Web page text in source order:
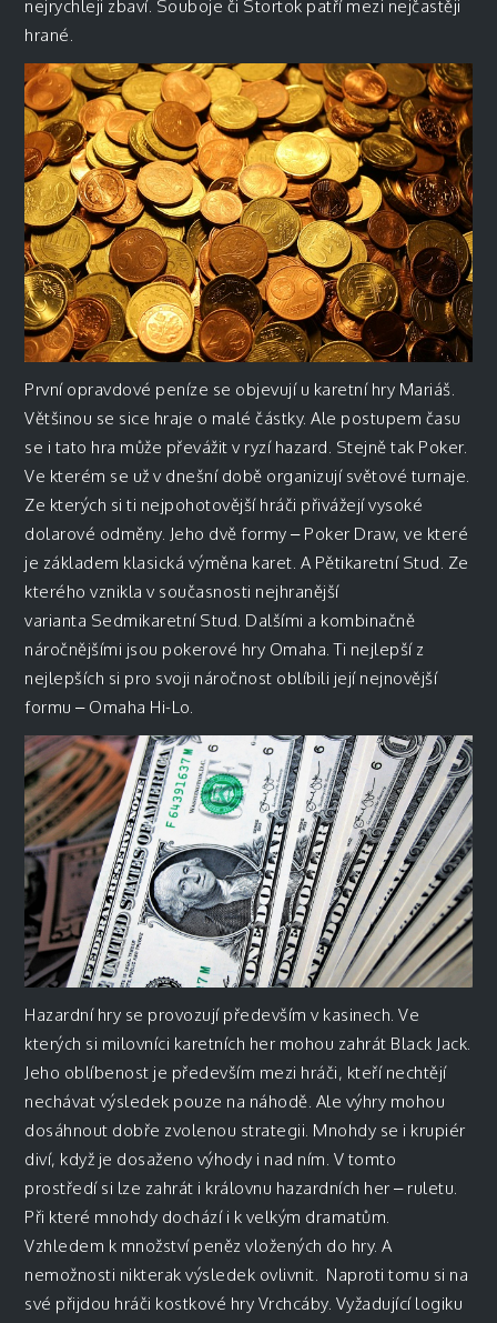
nejrychleji zbaví. Souboje či Stortok patří mezi nejčastěji
hrané.
První opravdové peníze se objevují u karetní hry Mariáš.
Většinou se sice hraje o malé částky. Ale postupem času
se i tato hra může převážit v ryzí hazard. Stejně tak Poker.
Ve kterém se už v dnešní době organizují světové turnaje.
Ze kterých si ti nejpohotovější hráči přivážejí vysoké
dolarové odměny. Jeho dvě formy – Poker Draw, ve které
je základem klasická výměna karet. A Pětikaretní Stud. Ze
kterého vznikla v současnosti nejhranější
varianta Sedmikaretní Stud. Dalšími a kombinačně
náročnějšími jsou pokerové hry Omaha. Ti nejlepší z
nejlepších si pro svoji náročnost oblíbili její nejnovější
formu – Omaha Hi-Lo.
Hazardní hry se provozují především v kasinech. Ve
kterých si milovníci karetních her mohou zahrát Black Jack.
Jeho oblíbenost je především mezi hráči, kteří nechtějí
nechávat výsledek pouze na náhodě. Ale výhry mohou
dosáhnout dobře zvolenou strategii. Mnohdy se i krupiér
diví, když je dosaženo výhody i nad ním. V tomto
prostředí si lze zahrát i královnu hazardních her – ruletu.
Při které mnohdy dochází i k velkým dramatům.
Vzhledem k množství peněz vložených do hry. A
nemožnosti nikterak výsledek ovlivnit. Naproti tomu si na
své přijdou hráči kostkové hry Vrchcáby. Vyžadující logiku